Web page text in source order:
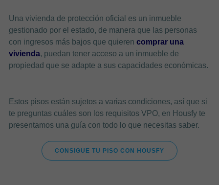
Una vivienda de protección oficial es un inmueble
gestionado por el estado, de manera que las personas
con ingresos más bajos que quieren comprar una
vivienda, puedan tener acceso a un inmueble de
propiedad que se adapte a sus capacidades económicas.
Estos pisos están sujetos a varias condiciones, así que si
te preguntas cuáles son los requisitos VPO, en Housfy te
presentamos una guía con todo lo que necesitas saber.
CONSIGUE TU PISO CON HOUSFY